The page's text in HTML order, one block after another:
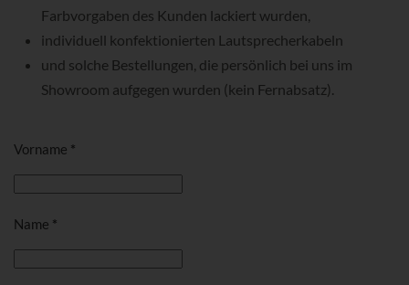
Farbvorgaben des Kunden lackiert wurden,
individuell konfektionierten Lautsprecherkabeln
und solche Bestellungen, die persönlich bei uns im
Showroom aufgegen wurden (kein Fernabsatz).
Vorname *
Name *